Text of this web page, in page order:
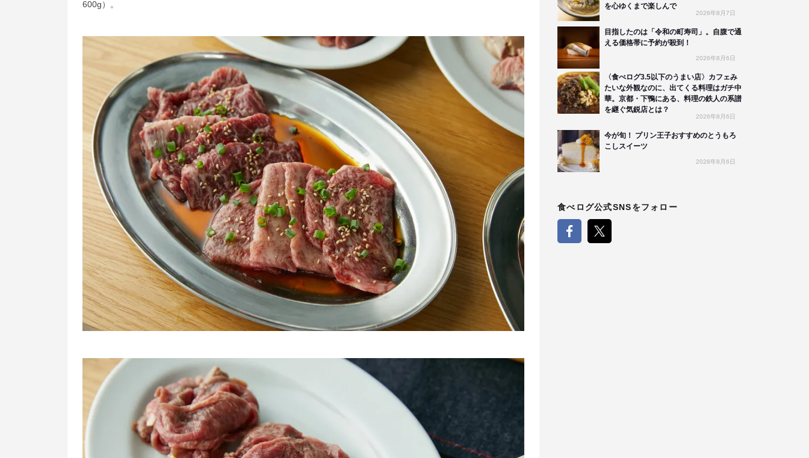
600g）。
を心ゆくまで楽しんで
2026年8月7日
目指したのは「令和の町寿司」。自腹で通
える価格帯に予約が殺到！
2026年8月6日
〈食べログ3.5以下のうまい店〉カフェみ
たいな外観なのに、出てくる料理はガチ中
華。京都・下鴨にある、料理の鉄人の系譜
を継ぐ気鋭店とは？
2026年8月6日
今が旬！ プリン王子おすすめのとうもろ
こしスイーツ
2026年8月6日
食べログ公式SNSをフォロー